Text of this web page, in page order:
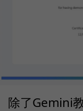
除了Gemini